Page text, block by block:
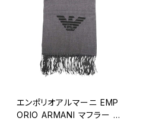
エンポリオアルマーニ EMP
ORIO ARMANI マフラー 6